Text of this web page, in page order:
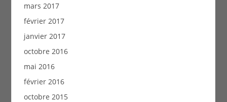
mars 2017
février 2017
janvier 2017
octobre 2016
mai 2016
février 2016
octobre 2015